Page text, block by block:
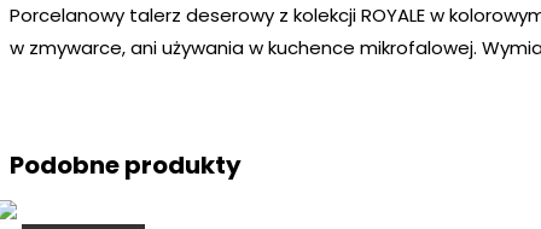
Porcelanowy talerz deserowy z kolekcji ROYALE w
w zmywarce, ani używania w kuchence mikrofalowej.
Podobne produkty